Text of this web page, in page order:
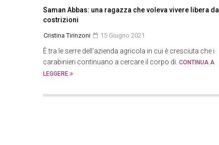
Saman Abbas: una ragazza che voleva vivere libera da
costrizioni
Cristina Tirinzoni 15 Giugno 2021
È tra le serre dell’azienda agricola in cui è cresciuta che i
carabinieri continuano a cercare il corpo di. CONTINUA A
LEGGERE